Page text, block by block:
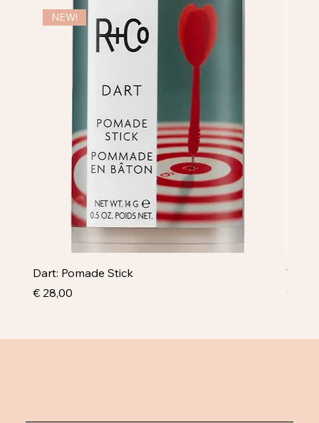
NEW!
Dart: Pomade Stick
Prijs
€ 28,00
Prijs
€